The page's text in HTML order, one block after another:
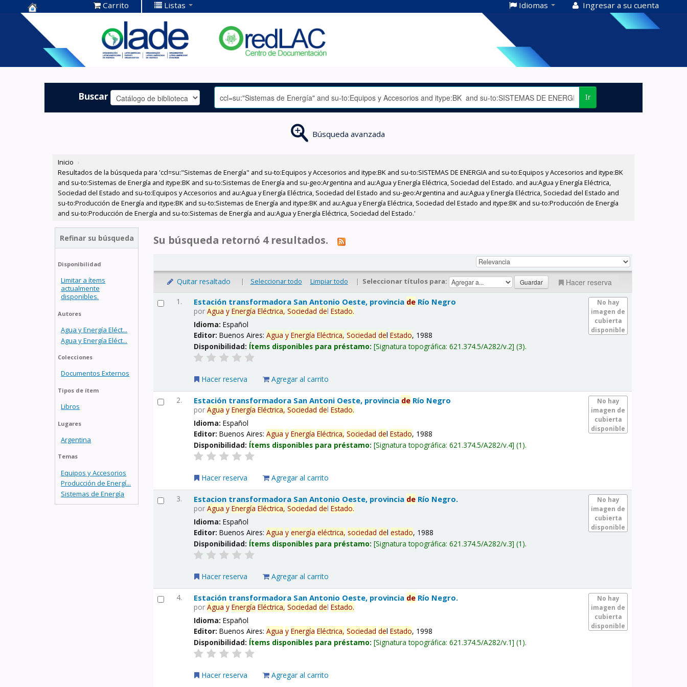
Centro de
Documentación
OLADE -
Carrito Listas Idiomas Ingresar a su cuenta
Buscar Ir
Búsqueda avanzada
Inicio ›
Resultados de la búsqueda para 'ccl=su:"Sistemas de Energía" and su-to:Equipos y Accesorios and itype:BK and su-to:SISTEMAS DE ENERGIA and su-to:Equipos y Accesorios and itype:BK
and su-to:Sistemas de Energía and itype:BK and su-to:Sistemas de Energía and su-geo:Argentina and au:Agua y Energía Eléctrica, Sociedad del Estado. and au:Agua y Energía Eléctrica,
Sociedad del Estado and su-to:Equipos y Accesorios and au:Agua y Energía Eléctrica, Sociedad del Estado and su-geo:Argentina and au:Agua y Energía Eléctrica, Sociedad del Estado and
su-to:Producción de Energía and itype:BK and su-to:Sistemas de Energía and itype:BK and au:Agua y Energía Eléctrica, Sociedad del Estado and itype:BK and su-to:Producción de Energía
and su-to:Producción de Energía and su-to:Sistemas de Energía and au:Agua y Energía Eléctrica, Sociedad del Estado.'
Refinar su búsqueda
Disponibilidad
Limitar a ítems
actualmente
disponibles.
Autores
Agua y Energía Eléct...
Agua y Energía Eléct...
Colecciones
Documentos Externos
Tipos de ítem
Libros
Lugares
Argentina
Temas
Equipos y Accesorios
Producción de Energí...
Sistemas de Energía
Su búsqueda retornó 4 resultados.
Quitar resaltado | Seleccionar todo Limpiar todo | Seleccionar títulos para: Hacer reserva
1.
No hay
imagen de
cubierta
disponible
Estación transformadora San Antonio Oeste, provincia de Río Negro
porAgua y Energía Eléctrica, Sociedad delEstado.
Idioma:Español
Editor:Buenos Aires:Agua y Energía Eléctrica, Sociedad delEstado, 1988
Disponibilidad: Ítems disponibles para préstamo: Signatura topográfica:621.374.5/A282/v.2 (3).
Hacer reserva Agregar al carrito
2.
No hay
imagen de
cubierta
disponible
Estación transformadora San Antoni Oeste, provincia de Río Negro
porAgua y Energía Eléctrica, Sociedad delEstado.
Idioma:Español
Editor:Buenos Aires:Agua y Energía Eléctrica, Sociedad delEstado, 1988
Disponibilidad: Ítems disponibles para préstamo: Signatura topográfica:621.374.5/A282/v.4 (1).
Hacer reserva Agregar al carrito
3.
No hay
imagen de
cubierta
disponible
Estacion transformadora San Antonio Oeste, provincia de Río Negro.
porAgua y Energía Eléctrica, Sociedad delEstado.
Idioma:Español
Editor:Buenos Aires:Agua y energía eléctrica, sociedad delestado, 1988
Disponibilidad: Ítems disponibles para préstamo: Signatura topográfica:621.374.5/A282/v.3 (1).
Hacer reserva Agregar al carrito
4.
No hay
imagen de
cubierta
disponible
Estación transformadora San Antonio Oeste, provincia de Río Negro.
porAgua y Energía Eléctrica, Sociedad delEstado.
Idioma:Español
Editor:Buenos Aires:Agua y Energía Eléctrica, Sociedad delEstado, 1998
Disponibilidad: Ítems disponibles para préstamo: Signatura topográfica:621.374.5/A282/v.1 (1).
Hacer reserva Agregar al carrito